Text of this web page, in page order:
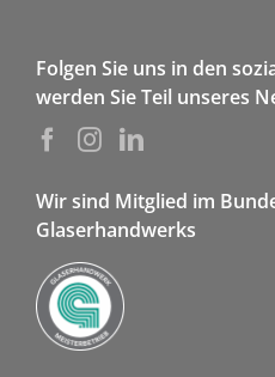
Folgen Sie uns in den
werden Sie Teil unseres
Wir sind Mitglied im
Glaserhandwerks